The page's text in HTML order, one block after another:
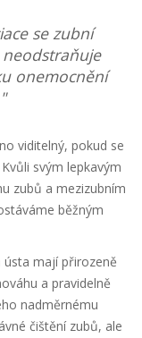
se zubní
onemocnění
viditelný, pokud se
svým lepkavým
zubů a mezizubním
běžným
mají přirozeně
a pravidelně
nadměrnému
čištění zubů, ale